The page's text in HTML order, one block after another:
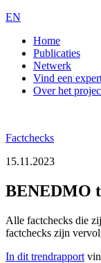
EN
Home
Publicaties
Netwerk
Vind een
Over het
Factchecks
15.11.2023
BENEDMO
Alle factchecks die
factchecks zijn
In dit trendrapport